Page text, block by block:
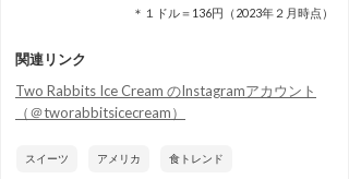
＊１ドル＝136円（2023年２月時点）
関連リンク
Two Rabbits Ice Cream のInstagramアカウント
（＠tworabbitsicecream）
スイーツ アメリカ 食トレンド